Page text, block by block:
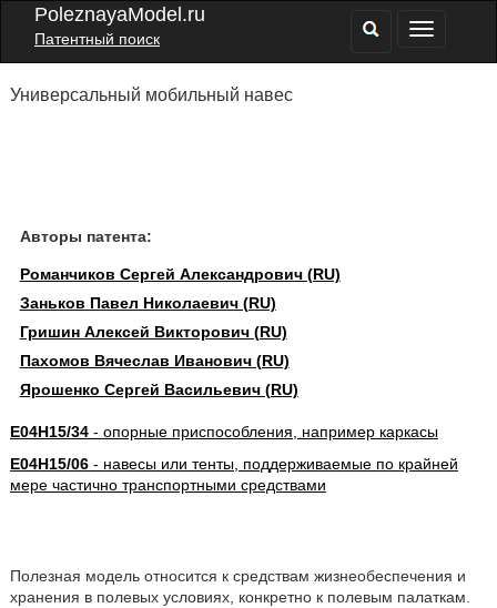
PoleznayaModel.ru
Патентный поиск
Универсальный мобильный навес
Авторы патента:
Романчиков Сергей Александрович (RU)
Заньков Павел Николаевич (RU)
Гришин Алексей Викторович (RU)
Пахомов Вячеслав Иванович (RU)
Ярошенко Сергей Васильевич (RU)
E04H15/34- опорные приспособления, например каркасы
E04H15/06- навесы или тенты, поддерживаемые по крайней
мере частично транспортными средствами
Полезная модель относится к средствам жизнеобеспечения и
хранения в полевых условиях, конкретно к полевым палаткам.